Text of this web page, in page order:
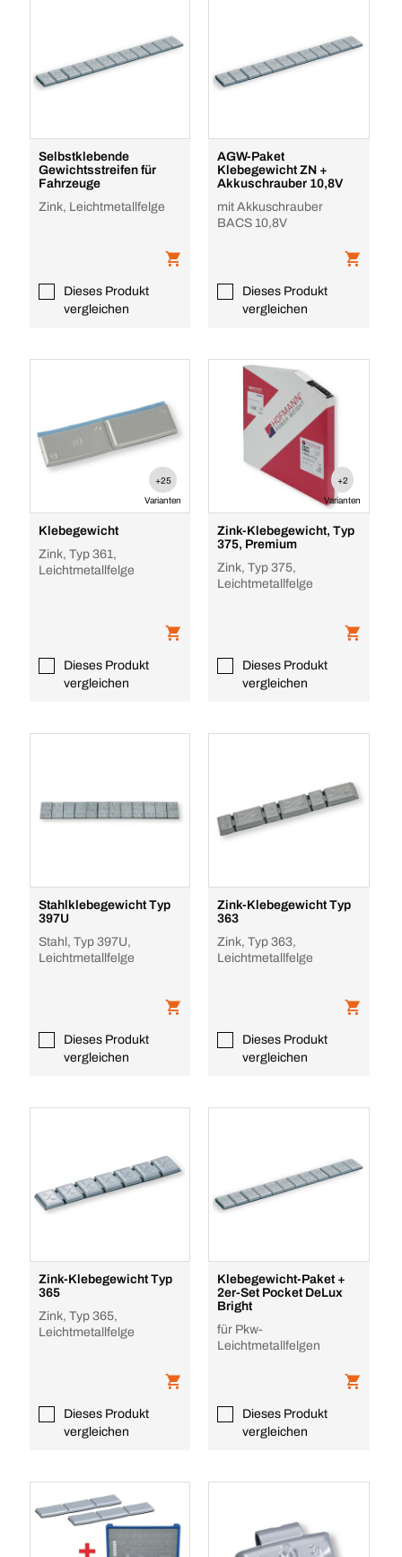
Selbstklebende
Gewichtsstreifen für
Fahrzeuge
Zink, Leichtmetallfelge
Dieses Produkt
vergleichen
AGW-Paket
Klebegewicht ZN +
Akkuschrauber 10,8V
mit Akkuschrauber
BACS 10,8V
Dieses Produkt
vergleichen
+25
Varianten
Klebegewicht
Zink, Typ 361,
Leichtmetallfelge
Dieses Produkt
vergleichen
+2
Varianten
Zink-Klebegewicht, Typ
375, Premium
Zink, Typ 375,
Leichtmetallfelge
Dieses Produkt
vergleichen
Stahlklebegewicht Typ
397U
Stahl, Typ 397U,
Leichtmetallfelge
Dieses Produkt
vergleichen
Zink-Klebegewicht Typ
363
Zink, Typ 363,
Leichtmetallfelge
Dieses Produkt
vergleichen
Zink-Klebegewicht Typ
365
Zink, Typ 365,
Leichtmetallfelge
Dieses Produkt
vergleichen
Klebegewicht-Paket +
2er-Set Pocket DeLux
Bright
für Pkw-
Leichtmetallfelgen
Dieses Produkt
vergleichen